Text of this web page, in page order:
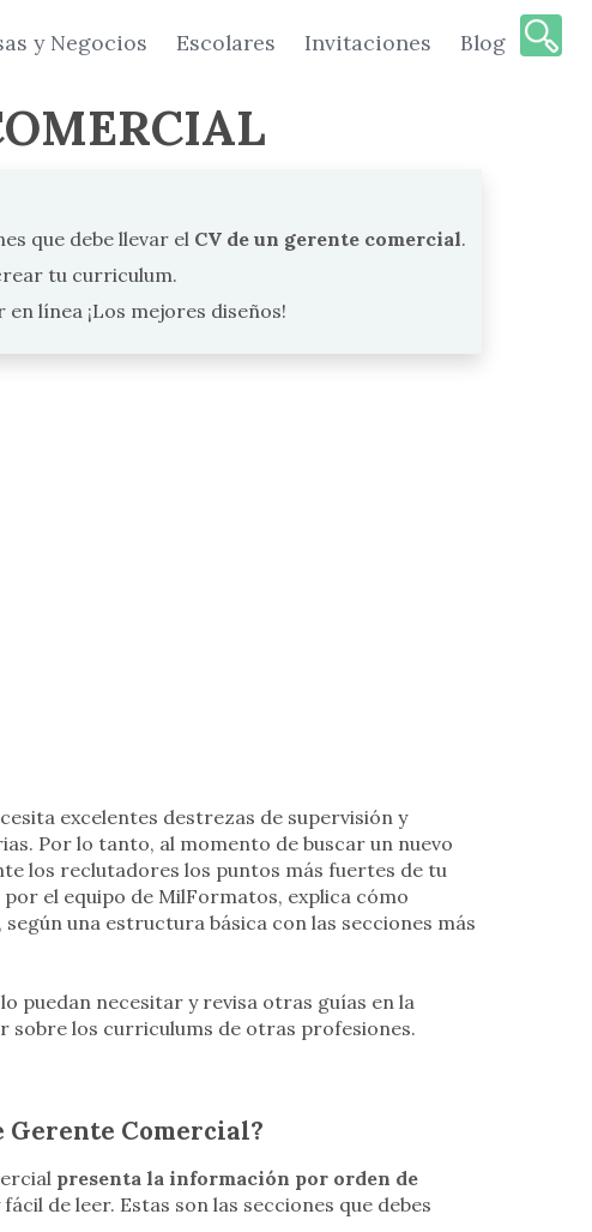
y Negocios Escolares Invitaciones Blog
que debe llevar el CV de un gerente comercial.
tu curriculum.
línea ¡Los mejores diseños!
excelentes destrezas de supervisión y
Por lo tanto, al momento de buscar un nuevo
los reclutadores los puntos más fuertes de tu
el equipo de MilFormatos, explica cómo
, según una estructura básica con las secciones más
puedan necesitar y revisa otras guías en la
sobre los curriculums de otras profesiones.
Comercial?
presenta la información por orden de
de leer. Estas son las secciones que debes